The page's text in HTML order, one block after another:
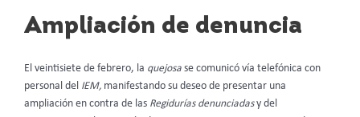
Ampliación de denuncia
El veintisiete de febrero, la quejosa se comunicó vía telefónica con
personal del IEM, manifestando su deseo de presentar una
ampliación en contra de las Regidurías denunciadasy del